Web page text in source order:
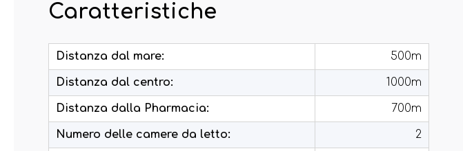
Caratteristiche
Distanza dal mare: 500m
Distanza dal centro: 1000m
Distanza dalla Pharmacia: 700m
Numero delle camere da letto: 2